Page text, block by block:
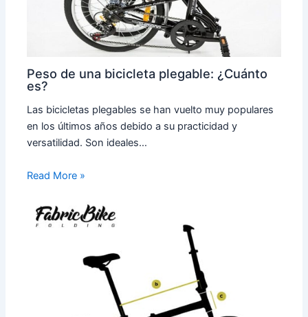
Peso de una bicicleta plegable: ¿Cuánto
es?
Las bicicletas plegables se han vuelto muy populares
en los últimos años debido a su practicidad y
versatilidad. Son ideales…
Read More »